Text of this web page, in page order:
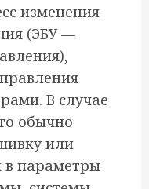
изменения
(ЭБУ —
В случае
обычно
или
в параметры